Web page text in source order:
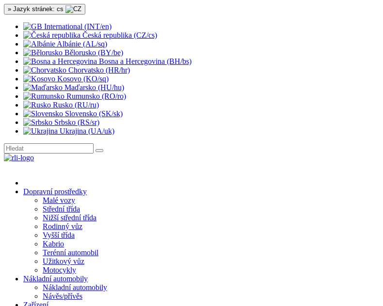
» Jazyk stránek: cs
International (INT/en)
Česká republika (CZ/cs)
Albánie (AL/sq)
Bělorusko (BY/be)
Bosna a Hercegovina (BH/bs)
Chorvatsko (HR/hr)
Kosovo (KO/sq)
Maďarsko (HU/hu)
Rumunsko (RO/ro)
Rusko (RU/ru)
Slovensko (SK/sk)
Srbsko (RS/sr)
Ukrajina (UA/uk)
Dopravní prostředky
Malé vozy
Střední třída
Nižší střední třída
Rodinný vůz
Vyšší třída
Kabrio
Terénní automobil
Užitkový vůz
Motocykly
Nákladní automobily
Nákladní automobily
Návěs/přívěs